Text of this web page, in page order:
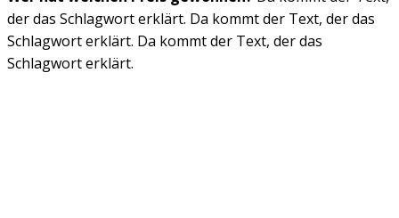
der das Schlagwort erklärt. Da kommt der Text, der das
Schlagwort erklärt. Da kommt der Text, der das
Schlagwort erklärt.